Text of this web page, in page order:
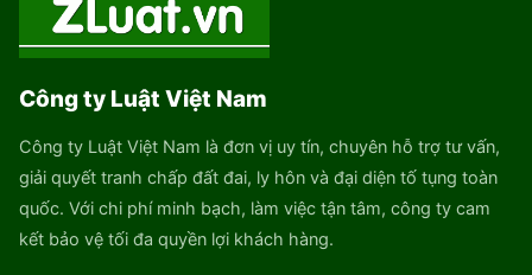
Công ty Luật Việt Nam
Công ty Luật Việt Nam là đơn vị uy tín, chuyên hỗ trợ tư vấn,
giải quyết tranh chấp đất đai, ly hôn và đại diện tố tụng toàn
quốc. Với chi phí minh bạch, làm việc tận tâm, công ty cam
kết bảo vệ tối đa quyền lợi khách hàng.